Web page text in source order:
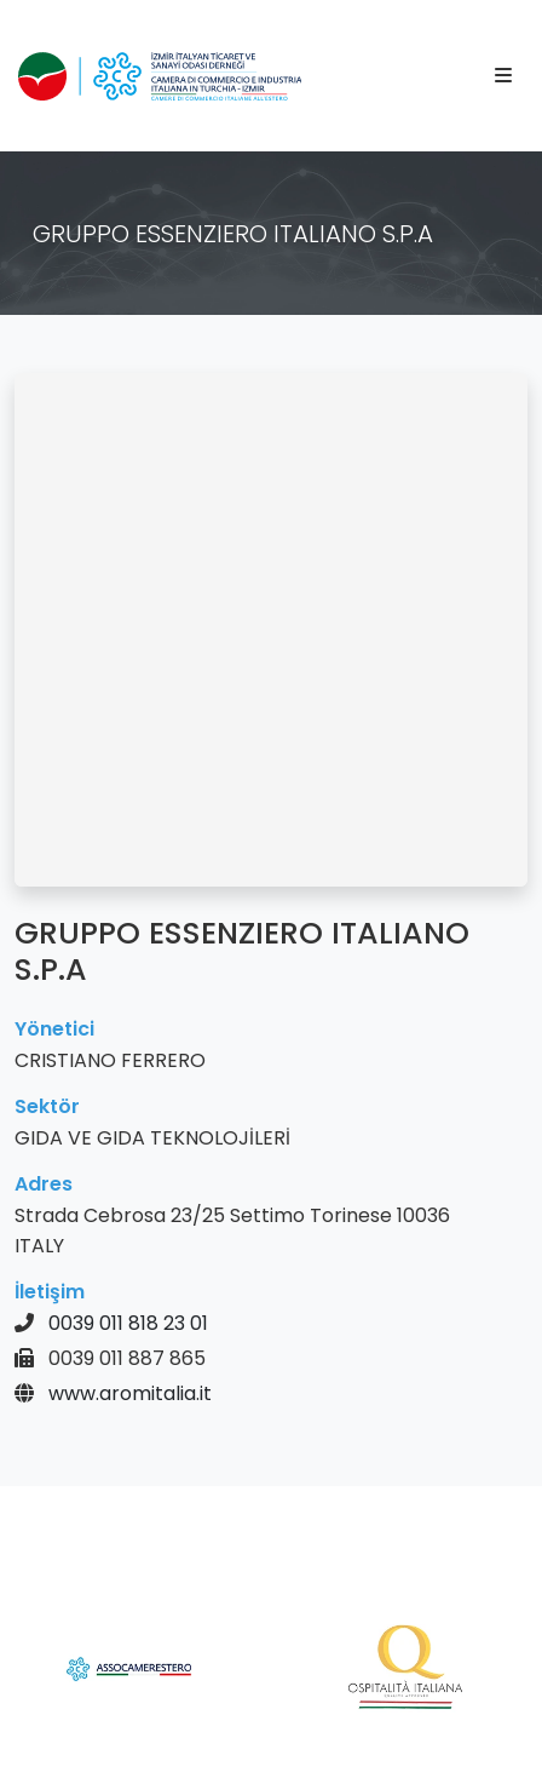
GRUPPO ESSENZIERO ITALIANO S.P.A
GRUPPO ESSENZIERO ITALIANO
S.P.A
Yönetici
CRISTIANO FERRERO
Sektör
GIDA VE GIDA TEKNOLOJİLERİ
Adres
Strada Cebrosa 23/25 Settimo Torinese 10036
ITALY
İletişim
0039 011 818 23 01
0039 011 887 865
www.aromitalia.it